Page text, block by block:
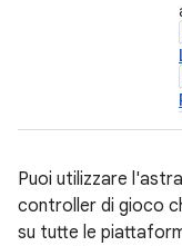
Puoi utilizzare
controller di gioco
su tutte le